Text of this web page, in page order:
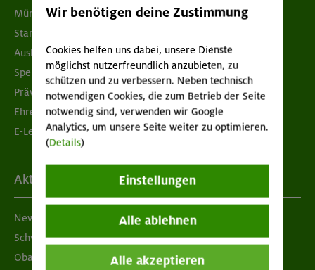
München & Oberland
Standorte
Ausbildung & Jobs
Spenden
Prävention sexualisierter Gewalt
Ehrenamtsbörse
E-Learning
Aktuelles
Newsletter
Schwarzes Brett
Obacht geben!
Wir benötigen deine Zustimmung
Cookies helfen uns dabei, unsere Dienste
möglichst nutzerfreundlich anzubieten, zu
schützen und zu verbessern. Neben technisch
notwendigen Cookies, die zum Betrieb der Seite
notwendig sind, verwenden wir Google
Analytics, um unsere Seite weiter zu optimieren.
(Details)
Einstellungen
Alle ablehnen
Alle akzeptieren